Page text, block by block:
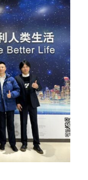
GRG
en la
Manejo de